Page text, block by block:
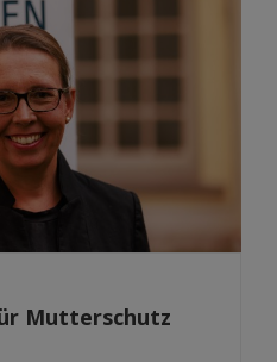
Mutterschutz